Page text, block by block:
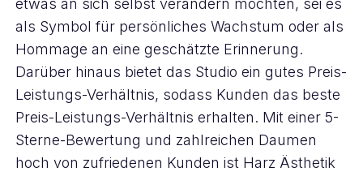
etwas an sich selbst verändern möchten, sei es
als Symbol für persönliches Wachstum oder als
Hommage an eine geschätzte Erinnerung.
Darüber hinaus bietet das Studio ein gutes Preis-
Leistungs-Verhältnis, sodass Kunden das beste
Preis-Leistungs-Verhältnis erhalten. Mit einer 5-
Sterne-Bewertung und zahlreichen Daumen
hoch von zufriedenen Kunden ist Harz Ästhetik